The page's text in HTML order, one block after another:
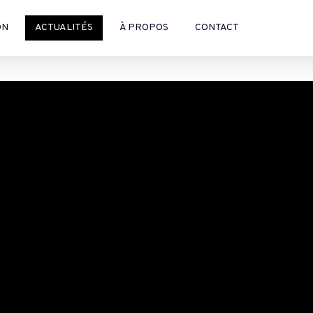
ACTUALITÉS À PROPOS CONTACT